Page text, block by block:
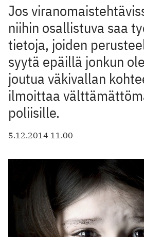
Jos
niihin osallistuva saa
tietoja, joiden
syytä epäillä jonkun
joutua väkivallan
ilmoittaa
poliisille.
5.12.2014 11.00